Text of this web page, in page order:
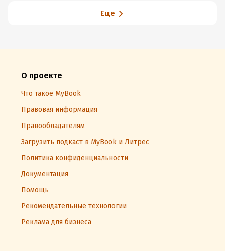
эмоциональное
выгорание через
Еще
О проекте
Что такое MyBook
Правовая информация
Правообладателям
Загрузить подкаст в MyBook и Литрес
Политика конфиденциальности
Документация
Помощь
Рекомендательные технологии
Реклама для бизнеса